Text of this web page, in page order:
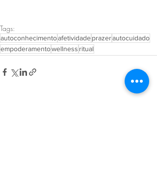
Tags:
autoconhecimentoafetividadeprazerautocuidado
empoderamentowellness ritual